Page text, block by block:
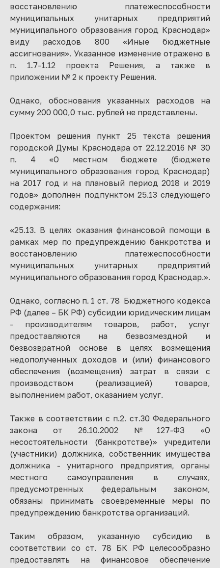
восстановлению платежеспособности
муниципальных унитарных предприятий
муниципального образования город Краснодар»
виду расходов 800 «Иные бюджетные
ассигнования». Указанное изменение отражено в
п. 1.7-1.12 проекта Решения, а также в
приложении № 2 к проекту Решения.
Однако, обоснования указанных расходов на
сумму 200 000,0 тыс. рублей не представлены.
Проектом решения пункт 25 текста решения
городской Думы Краснодара от 22.12.2016 № 30
п. 4 «О местном бюджете (бюджете
муниципального образования город Краснодар)
на 2017 год и на плановый период 2018 и 2019
годов» дополнен подпунктом 25.13 следующего
содержания:
«25.13. В целях оказания финансовой помощи в
рамках мер по предупреждению банкротства и
восстановлению платежеспособности
муниципальных унитарных предприятий
муниципального образования город Краснодар.».
Однако, согласно п. 1 ст. 78 Бюджетного кодекса
РФ (далее – БК РФ) субсидии юридическим лицам
- производителям товаров, работ, услуг
предоставляются на безвозмездной и
безвозвратной основе в целях возмещения
недополученных доходов и (или) финансового
обеспечения (возмещения) затрат в связи с
производством (реализацией) товаров,
выполнением работ, оказанием услуг.
Также в соответствии с п.2. ст.30 Федерального
закона от 26.10.2002 №127-ФЗ «О
несостоятельности (банкротстве)» учредители
(участники) должника, собственник имущества
должника - унитарного предприятия, органы
местного самоуправления в случаях,
предусмотренных федеральным законом,
обязаны принимать своевременные меры по
предупреждению банкротства организаций.
Таким образом, указанную субсидию в
соответствии со ст. 78 БК РФ целесообразно
предоставлять на финансовое обеспечение